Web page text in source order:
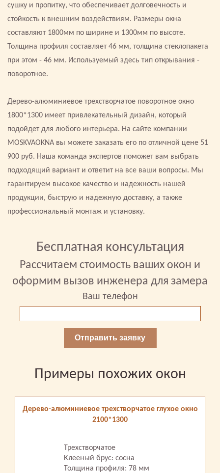
сушку и пропитку, что обеспечивает долговечность и
стойкость к внешним воздействиям. Размеры окна
составляют 1800мм по ширине и 1300мм по высоте.
Толщина профиля составляет 46 мм, толщина стеклопакета
при этом - 46 мм. Используемый здесь тип открывания -
поворотное.
Дерево-алюминиевое трехстворчатое поворотное окно
1800*1300 имеет привлекательный дизайн, который
подойдет для любого интерьера. На сайте компании
MOSKVAOKNA вы можете заказать его по отличной цене 51
900 руб. Наша команда экспертов поможет вам выбрать
подходящий вариант и ответит на все ваши вопросы. Мы
гарантируем высокое качество и надежность нашей
продукции, быструю и надежную доставку, а также
профессиональный монтаж и установку.
Бесплатная консультация
Рассчитаем стоимость ваших окон и
оформим вызов инженера для замера
Ваш телефон
Отправить заявку
Примеры похожих окон
Дерево-алюминиевое трехстворчатое глухое окно
2100*1300
Трехстворчатое
Клееный брус: сосна
Толщина профиля: 78 мм